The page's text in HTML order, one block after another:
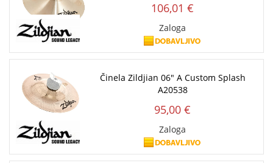
106,01 €
Zaloga
Činela Zildjian 06" A Custom Splash
A20538
95,00 €
Zaloga